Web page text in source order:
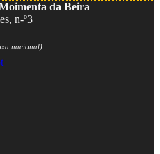
da Beira
n-º3
nacional)